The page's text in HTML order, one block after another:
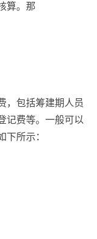
算。那
，包括筹建期人员
记费等。一般可以
下所示：